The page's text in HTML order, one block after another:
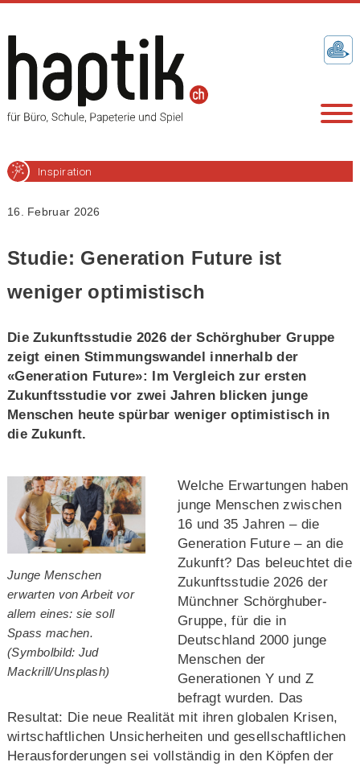
Inspiration
16. Februar 2026
Studie: Generation Future ist
weniger optimistisch
Die Zukunftsstudie 2026 der Schörghuber Gruppe
zeigt einen Stimmungswandel innerhalb der
«Generation Future»: Im Vergleich zur ersten
Zukunftsstudie vor zwei Jahren blicken junge
Menschen heute spürbar weniger optimistisch in
die Zukunft.
Junge Menschen
erwarten von Arbeit vor
allem eines: sie soll
Spass machen.
(Symbolbild: Jud
Mackrill/Unsplash)
Welche Erwartungen haben
junge Menschen zwischen
16 und 35 Jahren – die
Generation Future – an die
Zukunft? Das beleuchtet die
Zukunftsstudie 2026 der
Münchner Schörghuber-
Gruppe, für die in
Deutschland 2000 junge
Menschen der
Generationen Y und Z
befragt wurden. Das
Resultat: Die neue Realität mit ihren globalen Krisen,
wirtschaftlichen Unsicherheiten und gesellschaftlichen
Herausforderungen sei vollständig in den Köpfen der